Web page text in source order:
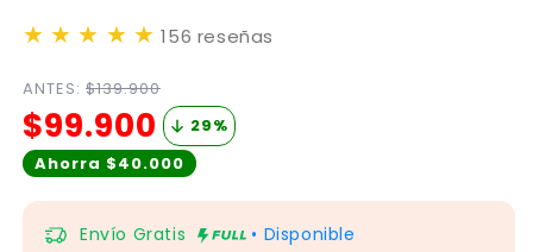
★ ★ ★ ★ ★ 156 reseñas
ANTES: $139.900
$99.900 29%
Ahorra $40.000
Envío Gratis • Disponible